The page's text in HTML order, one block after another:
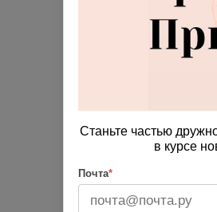
Станьте частью
в курсе
Почта*